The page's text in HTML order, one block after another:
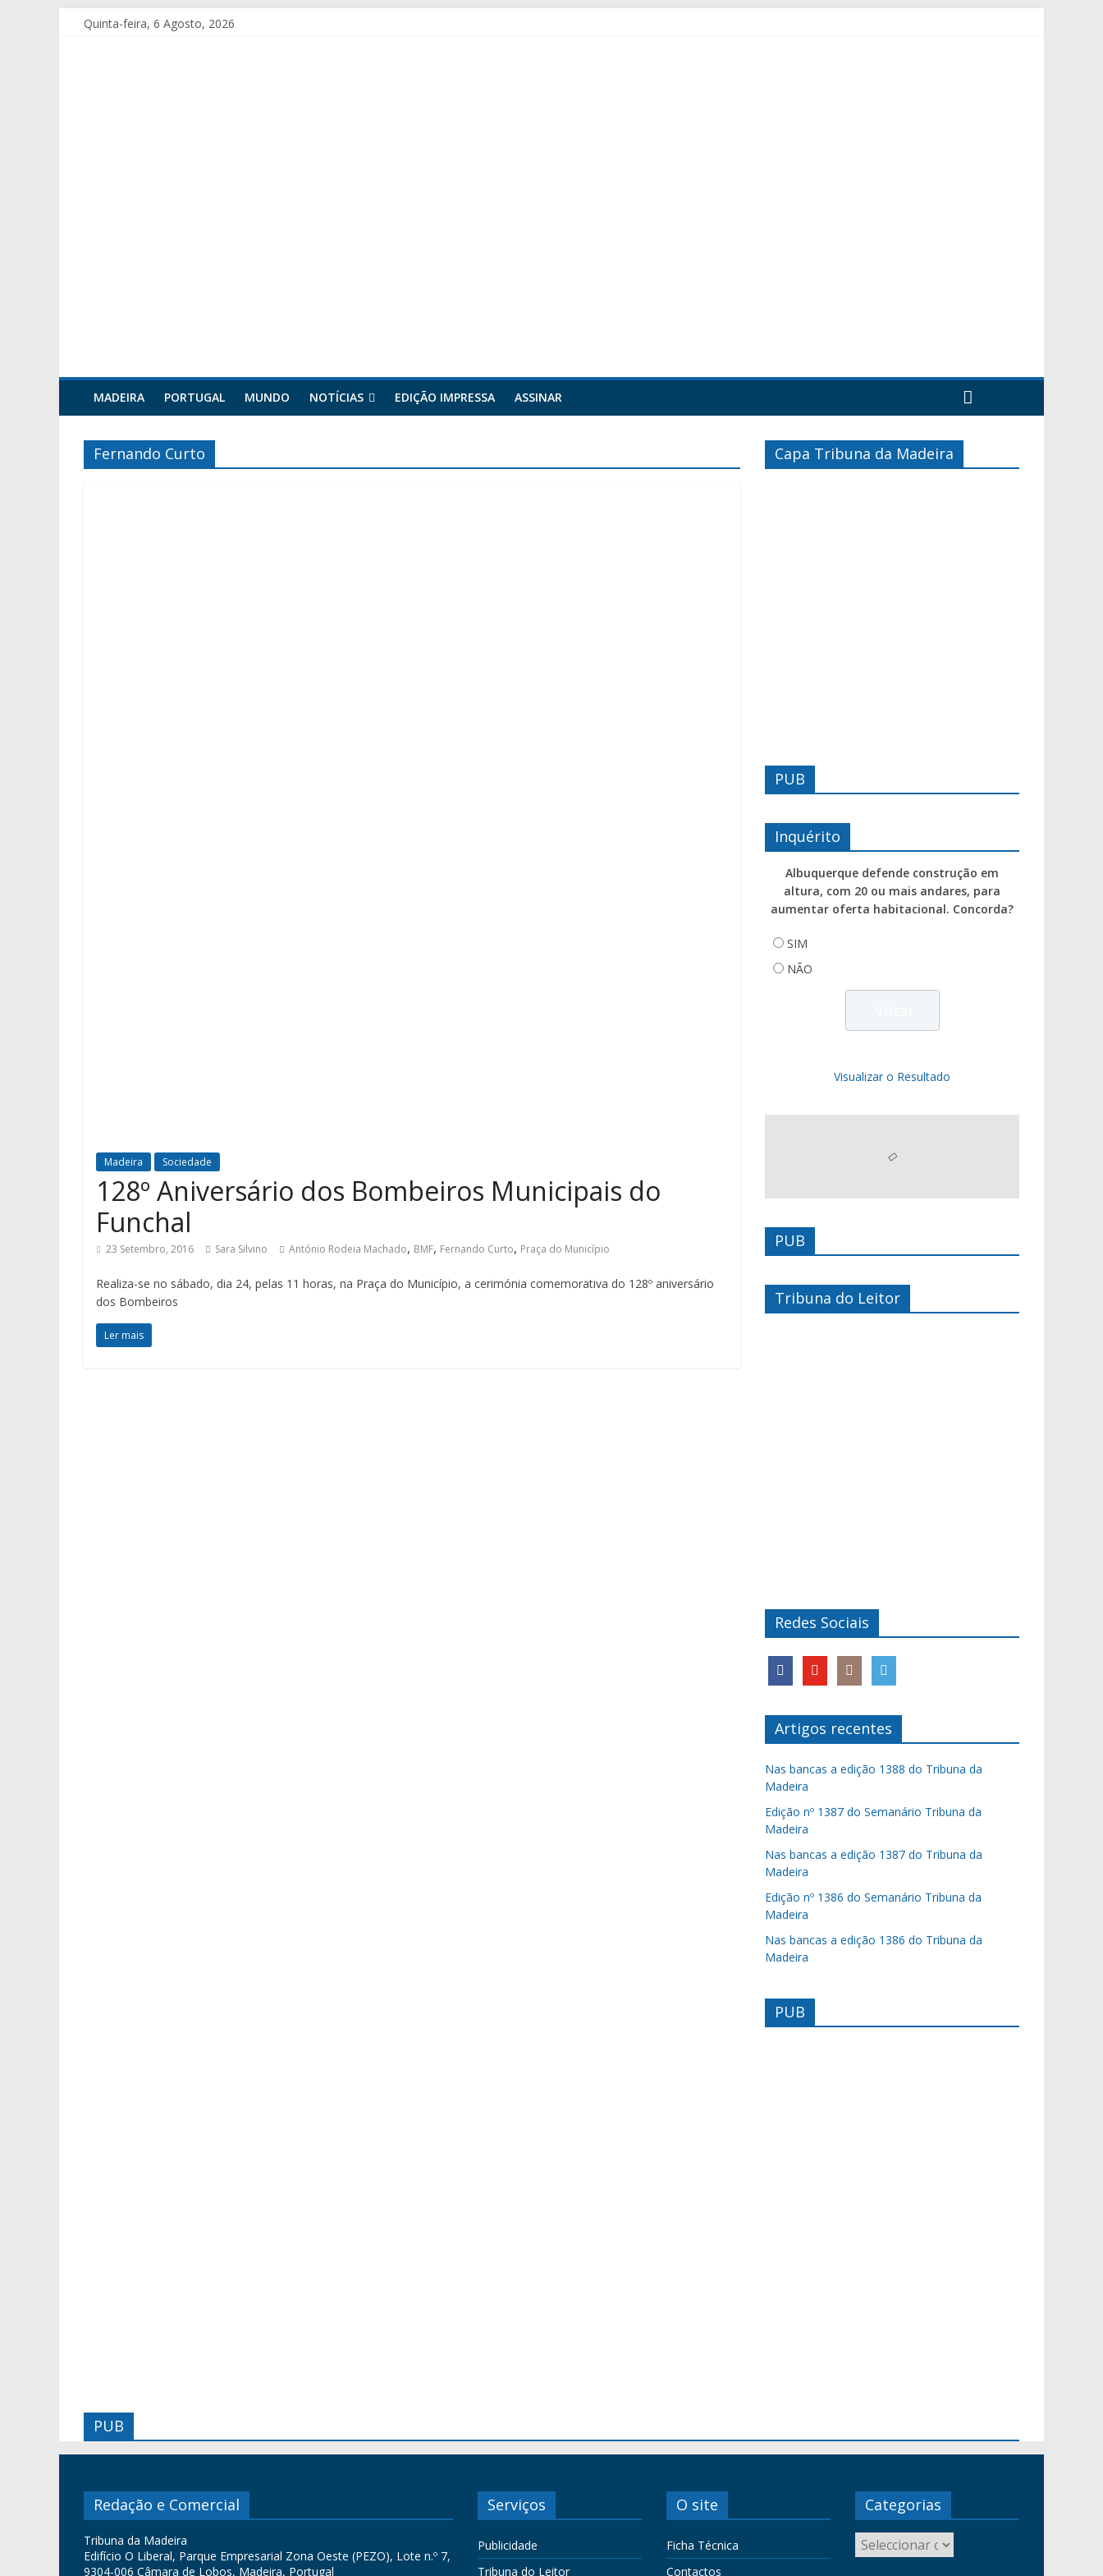
Quinta-feira, 6 Agosto, 2026
MADEIRA PORTUGAL MUNDO NOTÍCIAS EDIÇÃO IMPRESSA ASSINAR
Fernando Curto
Madeira Sociedade
128º Aniversário dos Bombeiros Municipais do
Funchal
23 Setembro, 2016 Sara Silvino António Rodeia Machado, BMF, Fernando Curto, Praça do Município
Realiza-se no sábado, dia 24, pelas 11 horas, na Praça do Município, a cerimónia comemorativa do 128º aniversário
dos Bombeiros
Ler mais
Capa Tribuna da Madeira
PUB
Inquérito
Albuquerque defende construção em
altura, com 20 ou mais andares, para
aumentar oferta habitacional. Concorda?
SIM
NÃO
Visualizar o Resultado
PUB
Tribuna do Leitor
Redes Sociais
Artigos recentes
Nas bancas a edição 1388 do Tribuna da
Madeira
Edição nº 1387 do Semanário Tribuna da
Madeira
Nas bancas a edição 1387 do Tribuna da
Madeira
Edição nº 1386 do Semanário Tribuna da
Madeira
Nas bancas a edição 1386 do Tribuna da
Madeira
PUB
PUB
Redação e Comercial
Tribuna da Madeira
Edifício O Liberal, Parque Empresarial Zona Oeste (PEZO), Lote n.º 7,
9304-006 Câmara de Lobos, Madeira, Portugal
Serviços
Publicidade
Tribuna do Leitor
O site
Ficha Técnica
Contactos
Categorias